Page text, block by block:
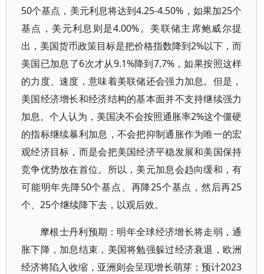
50个基点，美元利息将达到4.25-4.50%，如果加25个
基点，美元利息则是4.00%。美联储主席鲍威尔提
出，美国货币政策目标是把价格指数降到2%以下，而
美国已加息了6次才从9.1%降到7.7%，如果按照这样
的力度、速度，意味着美联储还会强力加息。但是，
美国经济增长和经济结构的基本面并不支持继续强力
加息。个人认为，美国决不会按照通胀率2%这个僵硬
的指标继续暴利加息，不会把抑制通胀作为唯一的宏
观经济目标，而是会把美国经济平稳发展和美国保持
竞争优势放在首位。所以，美元加息会趋向缓和，有
可能明年先降50个基点、再降25个基点，然后再25
个、25个继续降下去，以观后效。
摩根士丹利预期：明年全球经济增长将走弱，通
胀下降，加息结束，美国将勉强躲过经济衰退，欧洲
经济将陷入收缩，亚洲则会呈现增长萌芽；预计2023